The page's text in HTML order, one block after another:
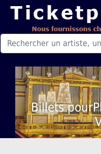
Billets